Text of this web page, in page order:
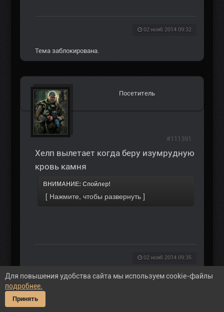
02 нояб 2014 09:32
Тема заблокирована.
Посетитель
Хелп вылетает когда беру изумрудную
кровь камня
ВНИМАНИЕ: Спойлер!
02 нояб 2014 09:35
#111391
Тема заблокирована.
Для повышения удобства сайта мы используем cookie-файлы
подробнее.
Принять